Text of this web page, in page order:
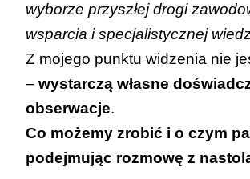
wyborze przyszłej drogi
wsparcia i specjalistycznej
Z mojego punktu widzenia nie
– wystarczą własne
obserwacje.
Co możemy zrobić i o czym
podejmując rozmowę z